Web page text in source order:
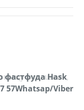
в мешках,
фастфуда Hask
57Whatsap/Viber